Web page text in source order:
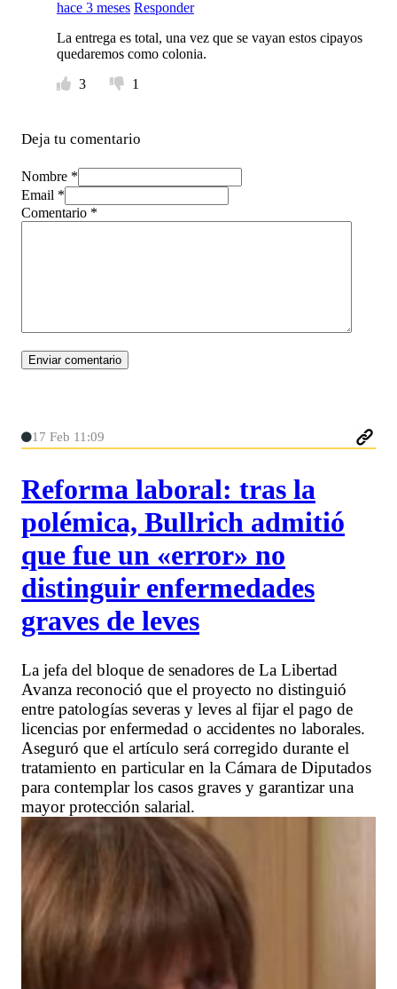
hace 3 meses Responder
La entrega es total, una vez que se vayan estos cipayos
quedaremos como colonia.
3
1
Deja tu comentario
Nombre *
Email *
Comentario *
17 Feb 11:09
Reforma laboral: tras la
polémica, Bullrich admitió
que fue un «error» no
distinguir enfermedades
graves de leves
La jefa del bloque de senadores de La Libertad
Avanza reconoció que el proyecto no distinguió
entre patologías severas y leves al fijar el pago de
licencias por enfermedad o accidentes no laborales.
Aseguró que el artículo será corregido durante el
tratamiento en particular en la Cámara de Diputados
para contemplar los casos graves y garantizar una
mayor protección salarial.